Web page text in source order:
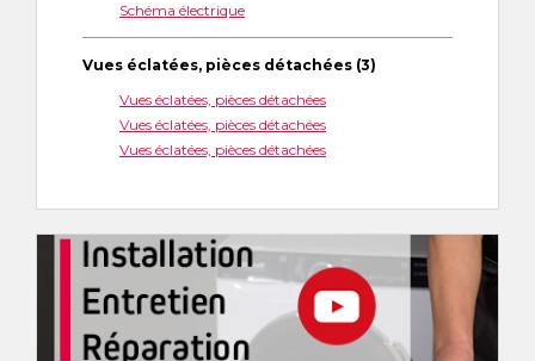
Schéma électrique
Vues éclatées, pièces détachées (3)
Vues éclatées, pièces détachées
Vues éclatées, pièces détachées
Vues éclatées, pièces détachées